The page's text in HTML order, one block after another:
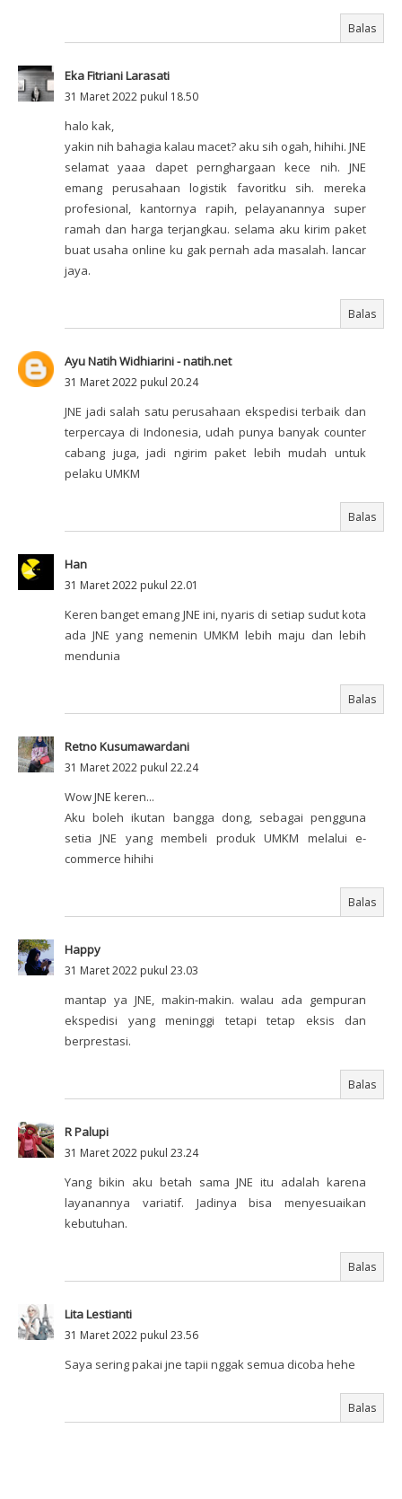
Balas
Eka Fitriani Larasati
31 Maret 2022 pukul 18.50
halo kak,
yakin nih bahagia kalau macet? aku sih ogah, hihihi. JNE
selamat yaaa dapet pernghargaan kece nih. JNE
emang perusahaan logistik favoritku sih. mereka
profesional, kantornya rapih, pelayanannya super
ramah dan harga terjangkau. selama aku kirim paket
buat usaha online ku gak pernah ada masalah. lancar
jaya.
Balas
Ayu Natih Widhiarini - natih.net
31 Maret 2022 pukul 20.24
JNE jadi salah satu perusahaan ekspedisi terbaik dan
terpercaya di Indonesia, udah punya banyak counter
cabang juga, jadi ngirim paket lebih mudah untuk
pelaku UMKM
Balas
Han
31 Maret 2022 pukul 22.01
Keren banget emang JNE ini, nyaris di setiap sudut kota
ada JNE yang nemenin UMKM lebih maju dan lebih
mendunia
Balas
Retno Kusumawardani
31 Maret 2022 pukul 22.24
Wow JNE keren...
Aku boleh ikutan bangga dong, sebagai pengguna
setia JNE yang membeli produk UMKM melalui e-
commerce hihihi
Balas
Happy
31 Maret 2022 pukul 23.03
mantap ya JNE, makin-makin. walau ada gempuran
ekspedisi yang meninggi tetapi tetap eksis dan
berprestasi.
Balas
R Palupi
31 Maret 2022 pukul 23.24
Yang bikin aku betah sama JNE itu adalah karena
layanannya variatif. Jadinya bisa menyesuaikan
kebutuhan.
Balas
Lita Lestianti
31 Maret 2022 pukul 23.56
Saya sering pakai jne tapii nggak semua dicoba hehe
Balas